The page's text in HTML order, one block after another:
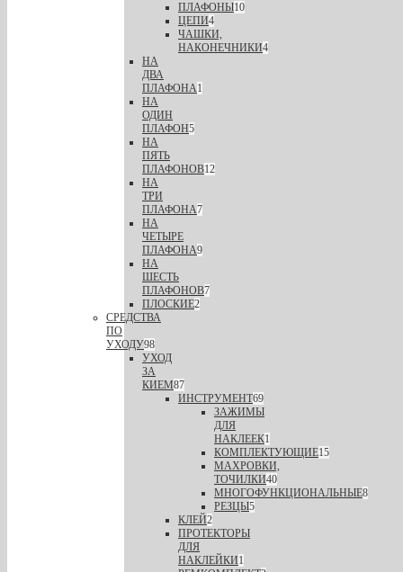
ПЛАФОНЫ10
ЦЕПИ4
ЧАШКИ,
НАКОНЕЧНИКИ4
НА
ДВА
ПЛАФОНА1
НА
ОДИН
ПЛАФОН5
НА
ПЯТЬ
ПЛАФОНОВ12
НА
ТРИ
ПЛАФОНА7
НА
ЧЕТЫРЕ
ПЛАФОНА9
НА
ШЕСТЬ
ПЛАФОНОВ7
ПЛОСКИЕ2
СРЕДСТВА
ПО
УХОДУ98
УХОД
ЗА
КИЕМ87
ИНСТРУМЕНТ69
ЗАЖИМЫ
ДЛЯ
НАКЛЕЕК1
КОМПЛЕКТУЮЩИЕ15
МАХРОВКИ,
ТОЧИЛКИ40
МНОГОФУНКЦИОНАЛЬНЫЕ8
РЕЗЦЫ5
КЛЕЙ2
ПРОТЕКТОРЫ
ДЛЯ
НАКЛЕЙКИ1